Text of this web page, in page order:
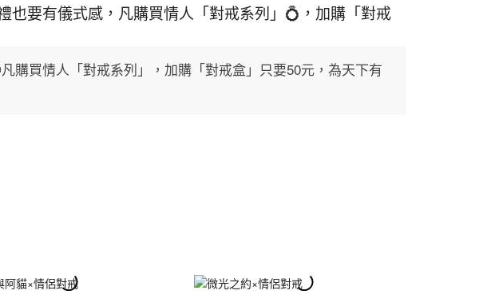
也要有儀式感，凡購買情人「對戒系列」💍，加購「對戒
購買情人「對戒系列」，加購「對戒盒」只要50元，為天下有